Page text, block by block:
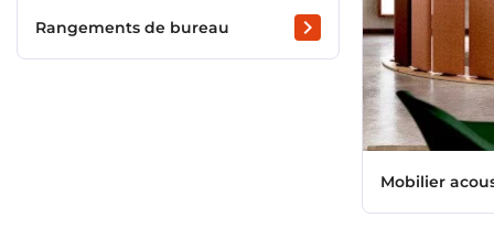
Rangements de bureau chevron_right
Mobilier